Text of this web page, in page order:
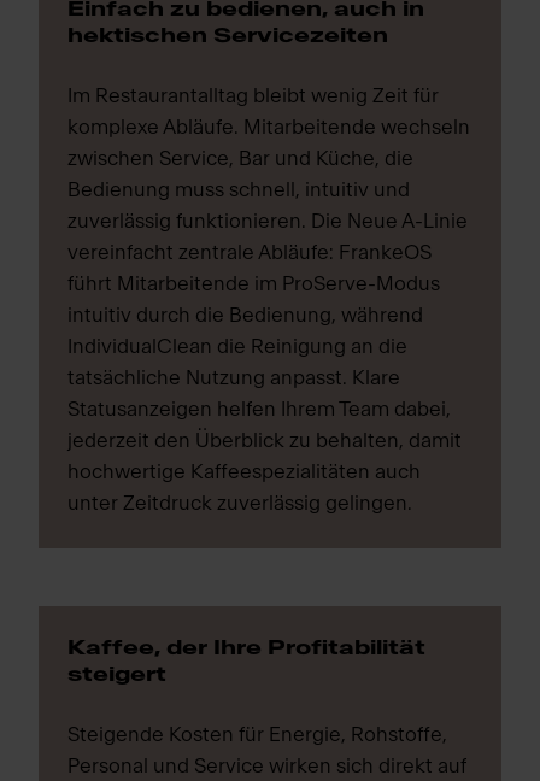
Einfach zu bedienen, auch in
hektischen Servicezeiten
Im Restaurantalltag bleibt wenig Zeit für
komplexe Abläufe. Mitarbeitende wechseln
zwischen Service, Bar und Küche, die
Bedienung muss schnell, intuitiv und
zuverlässig funktionieren. Die Neue A-Linie
vereinfacht zentrale Abläufe: FrankeOS
führt Mitarbeitende im ProServe-Modus
intuitiv durch die Bedienung, während
IndividualClean die Reinigung an die
tatsächliche Nutzung anpasst. Klare
Statusanzeigen helfen Ihrem Team dabei,
jederzeit den Überblick zu behalten, damit
hochwertige Kaffeespezialitäten auch
unter Zeitdruck zuverlässig gelingen.
Kaffee, der Ihre Profitabilität
steigert
Steigende Kosten für Energie, Rohstoffe,
Personal und Service wirken sich direkt auf